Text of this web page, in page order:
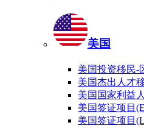
美国
美国投资移民-
美国杰出人才
美国国家利益
美国签证项目
美国签证项目